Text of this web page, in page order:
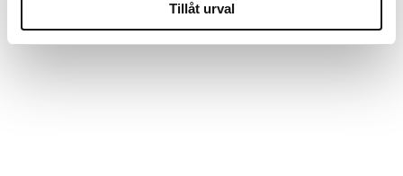
Tillåt urval